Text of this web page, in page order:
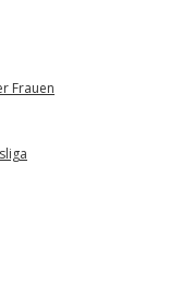
Frauen